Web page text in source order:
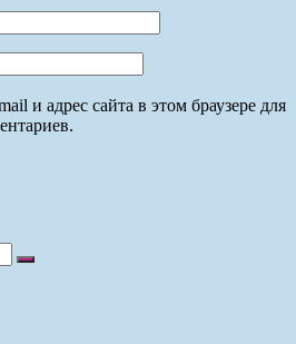
и адрес сайта в этом браузере для